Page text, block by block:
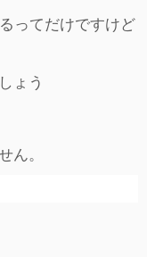
ってだけですけど
ょう
。